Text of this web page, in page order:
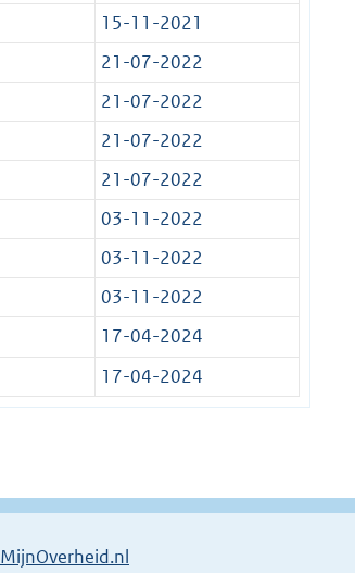
15-11-2021
21-07-2022
21-07-2022
21-07-2022
21-07-2022
03-11-2022
03-11-2022
03-11-2022
17-04-2024
17-04-2024
MijnOverheid.nl